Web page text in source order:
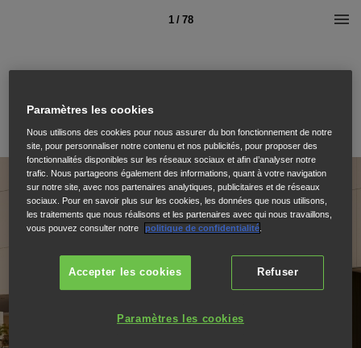
1 / 78
Paramètres les cookies
Nous utilisons des cookies pour nous assurer du bon fonctionnement de notre
site, pour personnaliser notre contenu et nos publicités, pour proposer des
fonctionnalités disponibles sur les réseaux sociaux et afin d’analyser notre
trafic. Nous partageons également des informations, quant à votre navigation
sur notre site, avec nos partenaires analytiques, publicitaires et de réseaux
sociaux. Pour en savoir plus sur les cookies, les données que nous utilisons,
les traitements que nous réalisons et les partenaires avec qui nous travaillons,
vous pouvez consulter notre
politique de confidentialité.
Refuser
Accepter les cookies
Paramètres les cookies